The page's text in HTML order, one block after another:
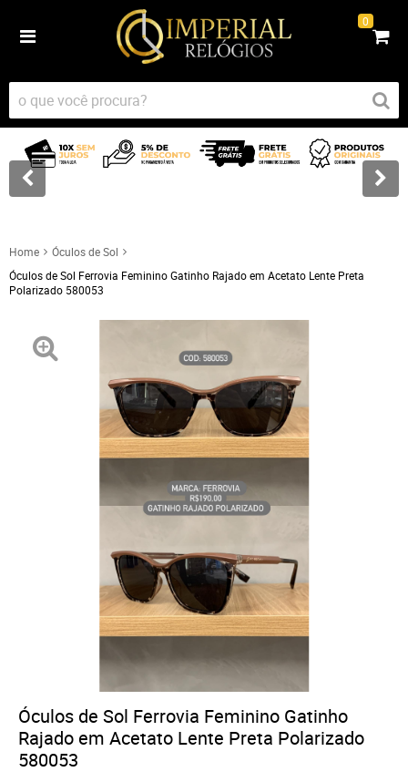
0
Home
Óculos de Sol
Óculos de Sol Ferrovia Feminino Gatinho Rajado em Acetato Lente Preta
Polarizado 580053
Óculos de Sol Ferrovia Feminino Gatinho
Rajado em Acetato Lente Preta Polarizado
580053